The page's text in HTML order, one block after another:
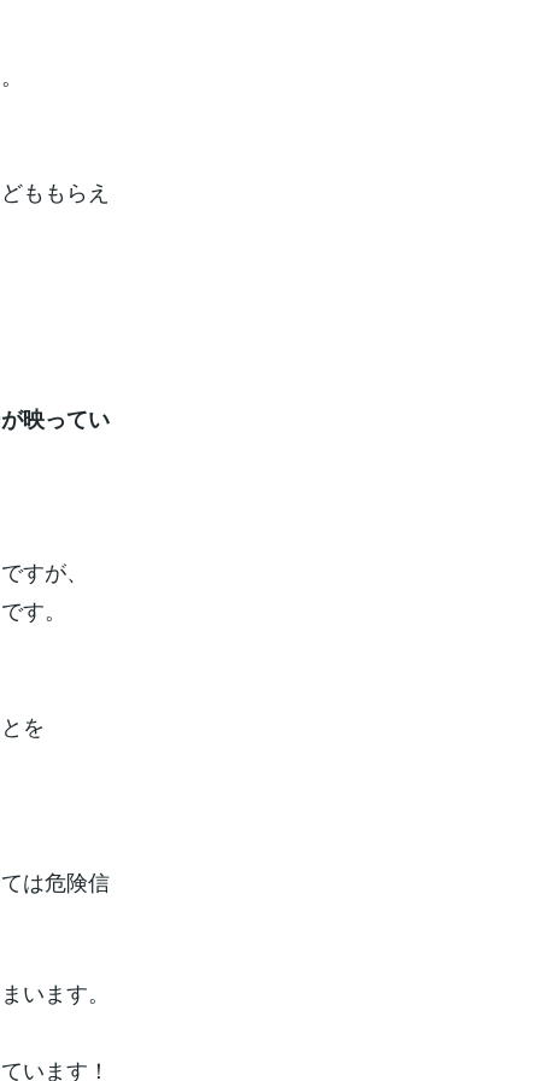
ももらえ
映ってい
すが、
す。
を
は危険信
います。
います！